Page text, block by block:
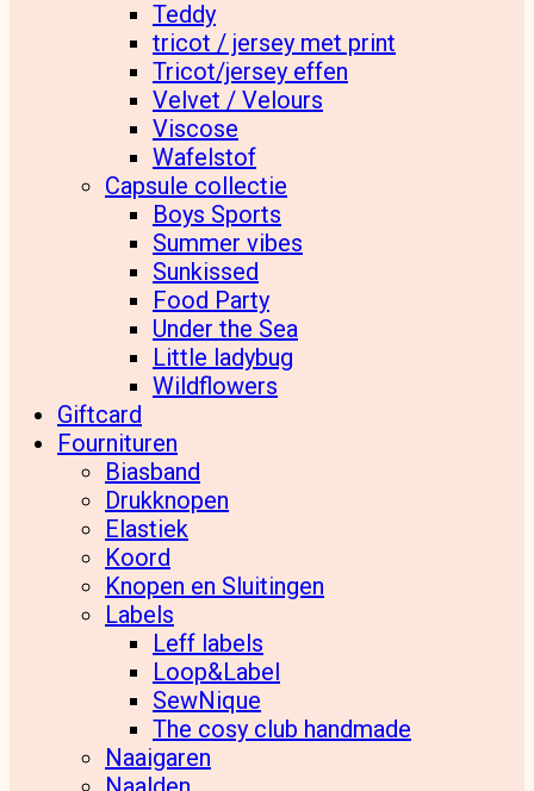
Teddy
tricot / jersey met print
Tricot/jersey effen
Velvet / Velours
Viscose
Wafelstof
Capsule collectie
Boys Sports
Summer vibes
Sunkissed
Food Party
Under the Sea
Little ladybug
Wildflowers
Giftcard
Fournituren
Biasband
Drukknopen
Elastiek
Koord
Knopen en Sluitingen
Labels
Leff labels
Loop&Label
SewNique
The cosy club handmade
Naaigaren